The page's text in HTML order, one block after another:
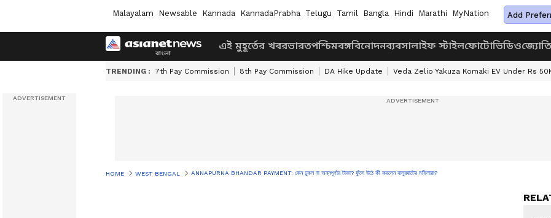
Malayalam Newsable Kannada KannadaPrabha Telugu Tamil Bangla Hindi Marathi MyNation Add
এই মুহূর্তের খবরভারতপশ্চিমবঙ্গবিনোদনব্যবসালাইফ স্টাইলফোটোভিডিও
TRENDING : 7th Pay Commission 8th Pay Commission DA Hike Update Veda Zelio Yakuza Komaki EV Under Rs
HOME WEST BENGAL ANNAPURNA BHANDAR PAYMENT: কেন ঢুকল না অন্নপূর্ণার টাকা? ফুঁসে উঠে কী করলেন বালুরঘাটের মহিলারা?